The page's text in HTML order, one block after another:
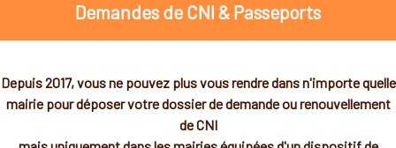
Demandes de CNI & Passeports
Depuis 2017, vous ne pouvez plus vous rendre dans n'importe quelle
mairie pour déposer votre dossier de demande ou renouvellement
de CNI